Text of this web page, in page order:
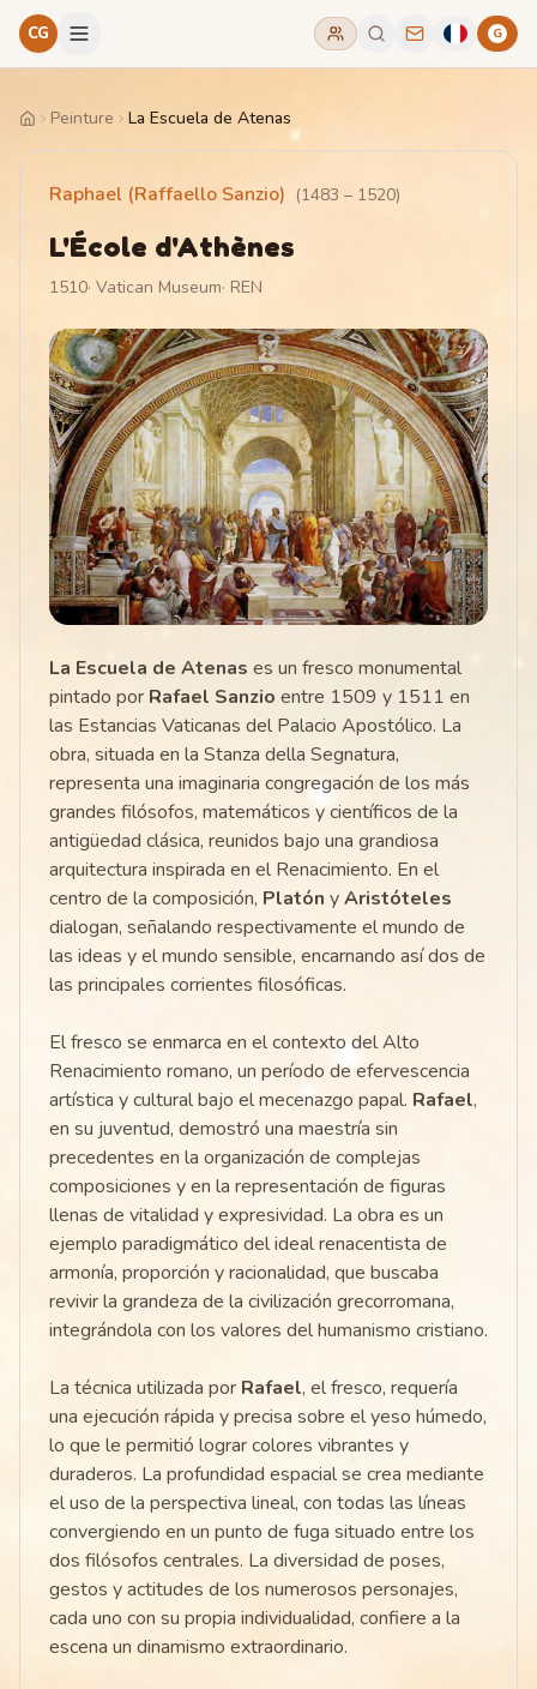
CG G
HomePeinture La Escuela de Atenas
Raphael (Raffaello Sanzio) (1483 – 1520)
L'École d'Athènes
1510· Vatican Museum· REN
La Escuela de Atenas es un fresco monumental
pintado por Rafael Sanzio entre 1509 y 1511 en
las Estancias Vaticanas del Palacio Apostólico. La
obra, situada en la Stanza della Segnatura,
representa una imaginaria congregación de los más
grandes filósofos, matemáticos y científicos de la
antigüedad clásica, reunidos bajo una grandiosa
arquitectura inspirada en el Renacimiento. En el
centro de la composición, Platón yAristóteles
dialogan, señalando respectivamente el mundo de
las ideas y el mundo sensible, encarnando así dos de
las principales corrientes filosóficas.
El fresco se enmarca en el contexto del Alto
Renacimiento romano, un período de efervescencia
artística y cultural bajo el mecenazgo papal. Rafael,
en su juventud, demostró una maestría sin
precedentes en la organización de complejas
composiciones y en la representación de figuras
llenas de vitalidad y expresividad. La obra es un
ejemplo paradigmático del ideal renacentista de
armonía, proporción y racionalidad, que buscaba
revivir la grandeza de la civilización grecorromana,
integrándola con los valores del humanismo cristiano.
La técnica utilizada por Rafael, el fresco, requería
una ejecución rápida y precisa sobre el yeso húmedo,
lo que le permitió lograr colores vibrantes y
duraderos. La profundidad espacial se crea mediante
el uso de la perspectiva lineal, con todas las líneas
convergiendo en un punto de fuga situado entre los
dos filósofos centrales. La diversidad de poses,
gestos y actitudes de los numerosos personajes,
cada uno con su propia individualidad, confiere a la
escena un dinamismo extraordinario.